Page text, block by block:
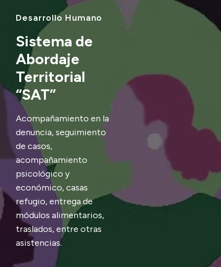
Normativa
Transparencia
Presupuesto
Boletín Oficial
Compras y licitaciones
Consulta de expedientes
Consulta de pago a proveedores
Convocatorias
Intranet
Login
Desarrollo Humano
Sistema de
Abordaje
Territorial
“SAT”
Acompañamiento en la
denuncia, seguimiento
de casos,
acompañamiento
psicológico y
económico, casas
refugio, entrega de
módulos alimentarios,
traslados, entre otras
asistencias.